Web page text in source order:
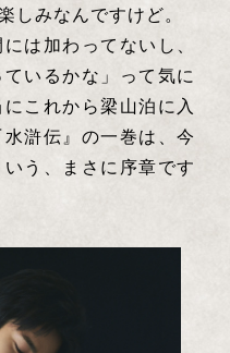
しみなんですけど。
は加わってないし、
いるかな」って気に
これから梁山泊に入
滸伝』の一巻は、今
う、まさに序章です